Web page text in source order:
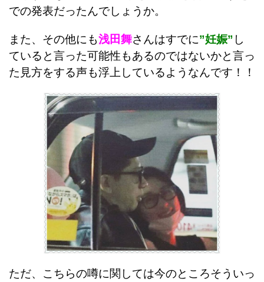
での発表だったんでしょうか。
また、その他にも浅田舞さんはすでに”妊娠” し
ていると言った可能性もあるのではないかと言っ
た見方をする声も浮上しているようなんです！！
ただ、こちらの噂に関しては今のところそういっ